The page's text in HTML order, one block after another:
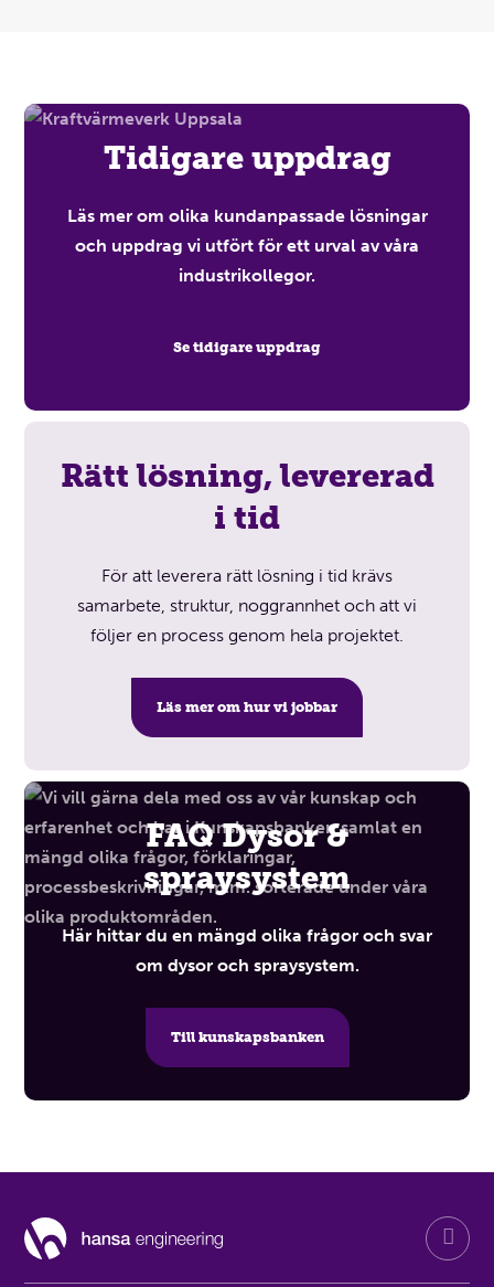
Tidigare uppdrag
Läs mer om olika kundanpassade lösningar
och uppdrag vi utfört för ett urval av våra
industrikollegor.
Se tidigare uppdrag
Rätt lösning, levererad
i tid
För att leverera rätt lösning i tid krävs
samarbete, struktur, noggrannhet och att vi
följer en process genom hela projektet.
Läs mer om hur vi jobbar
FAQ Dysor &
spraysystem
Här hittar du en mängd olika frågor och svar
om dysor och spraysystem.
Till kunskapsbanken